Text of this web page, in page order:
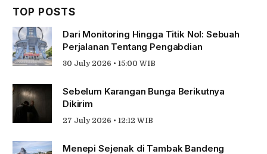
TOP POSTS
Dari Monitoring Hingga Titik Nol: Sebuah
Perjalanan Tentang Pengabdian
30 July 2026 • 15:00 WIB
Sebelum Karangan Bunga Berikutnya
Dikirim
27 July 2026 • 12:12 WIB
Menepi Sejenak di Tambak Bandeng